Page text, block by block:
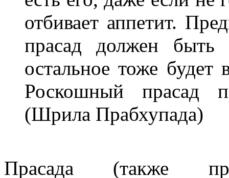
отбивает аппетит.
прасад должен быть
остальное тоже
Роскошный прасад
(Шрила Прабхупада)
Прасада (также